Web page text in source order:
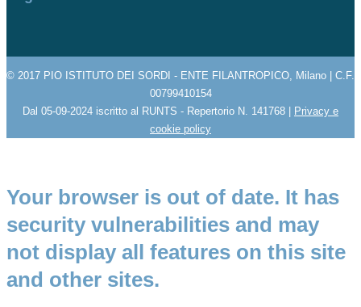
© 2017 PIO ISTITUTO DEI SORDI - ENTE FILANTROPICO, Milano | C.F.
00799410154
Dal 05-09-2024 iscritto al RUNTS - Repertorio N. 141768 | Privacy e
cookie policy
Your browser is out of date. It has
security vulnerabilities and may
not display all features on this site
and other sites.